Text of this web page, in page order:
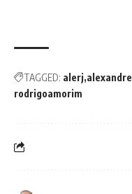
TAGGED: alerj
rodrigoamorim